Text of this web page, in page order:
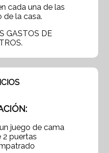
cada una de las
de la casa.
GASTOS DE
juego de cama
2 puertas